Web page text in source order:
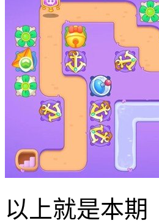
以上就是本期